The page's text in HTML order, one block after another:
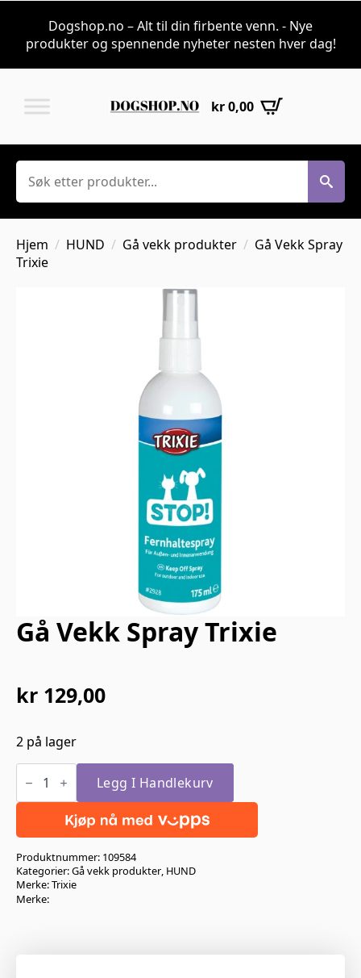
Dogshop.no – Alt til din firbente venn. - Nye
produkter og spennende nyheter nesten hver dag!
kr0,00
Søk
Hjem HUND Gå vekk produkter
Gå Vekk Spray
Trixie
Gå Vekk Spray Trixie
kr 129,00
2 på lager
Gå
Vekk
Trixie
Legg I Handlekurv
Produktnummer: 109584
Kategorier:Gå vekk produkter, HUND
Merke:Trixie
Merke: